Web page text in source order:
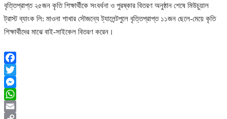
বৃত্তিপ্রাপ্ত ২৫জন কৃতি শিক্ষার্থীকে সংবর্ধনা ও পুরষ্কার বিতরণ অনুষ্ঠান শেষে মিউচুয়াল
ট্রাস্ট ব্যাংক লি: মাওনা শাখার সৌজন্যে ট্যালেন্টপুলে বৃত্তিপ্রাপ্ত ১১জন ছেলে-মেয়ে কৃতি
শিক্ষার্থীদের মাঝে বাই-সাইকেল বিতরণ করেন।
Facebook
Twitter
Messenger
WhatsApp